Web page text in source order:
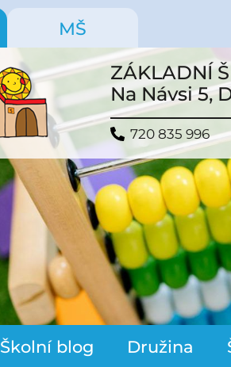
MŠ
ZÁKLADNÍ
Na Návsi 5,
720 835 996
Školní blog Družina